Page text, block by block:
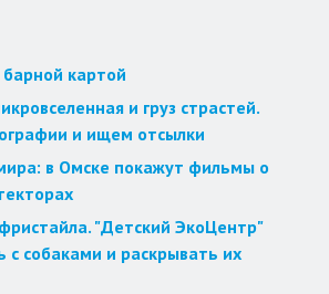
картой
и груз страстей.
и ищем отсылки
в Омске покажут фильмы о
"Детский ЭкоЦентр"
с собаками и раскрывать их